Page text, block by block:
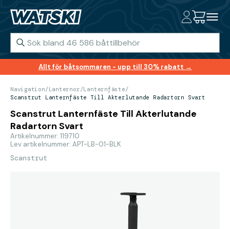
Allt för båtsommaren - upp till 30% rabatt →
Navigation/Lanternor/Lanternfäste/
Scanstrut Lanternfäste Till Akterlutande Radartorn Svart
Scanstrut Lanternfäste Till Akterlutande
Radartorn Svart
Artikelnummer: 119710
Lev artikelnummer: APT-LB-01-BLK
Scanstrut